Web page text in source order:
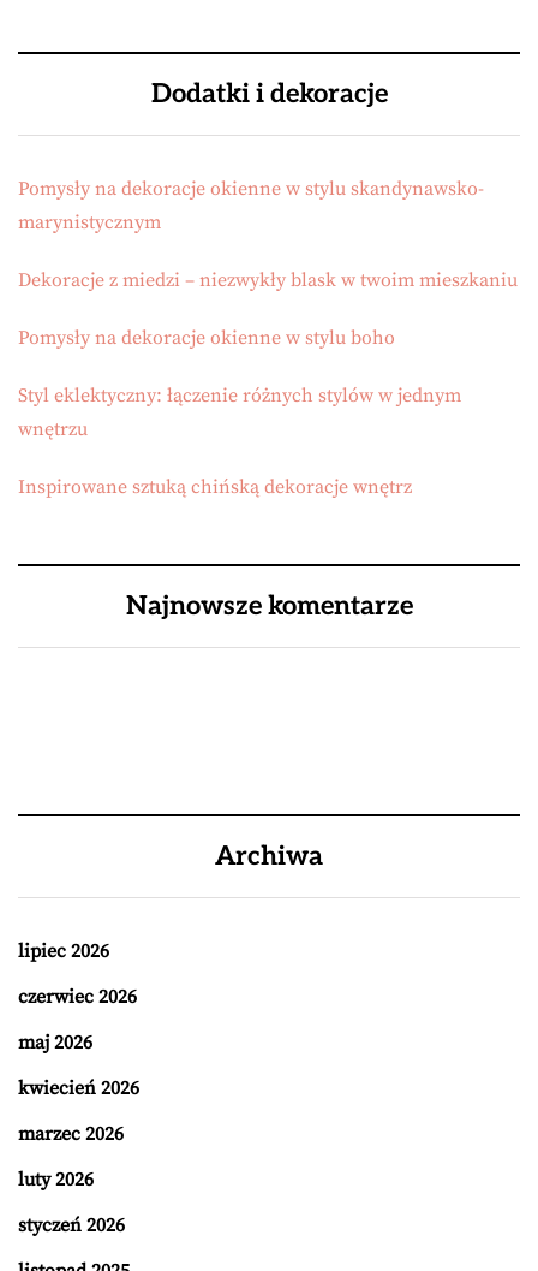
Dodatki i dekoracje
Pomysły na dekoracje okienne w stylu skandynawsko-
marynistycznym
Dekoracje z miedzi – niezwykły blask w twoim mieszkaniu
Pomysły na dekoracje okienne w stylu boho
Styl eklektyczny: łączenie różnych stylów w jednym
wnętrzu
Inspirowane sztuką chińską dekoracje wnętrz
Najnowsze komentarze
Archiwa
lipiec 2026
czerwiec 2026
maj 2026
kwiecień 2026
marzec 2026
luty 2026
styczeń 2026